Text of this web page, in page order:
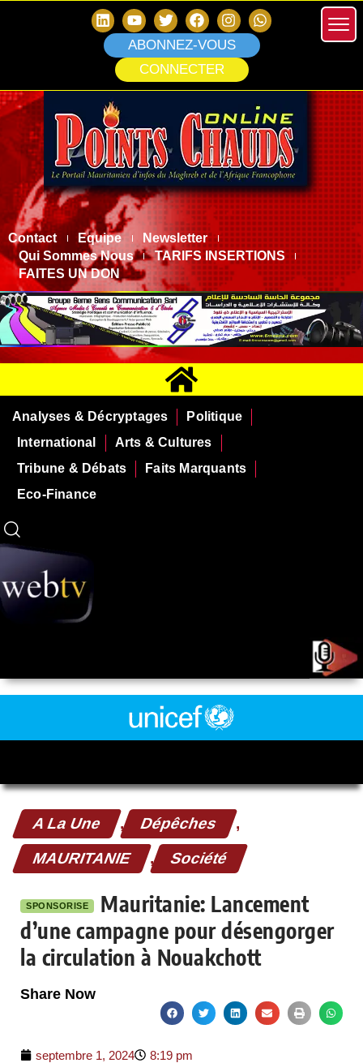
ABONNEZ-VOUS
CONNECTER
Contact Equipe
Newsletter
Qui Sommes Nous
TARIFS INSERTIONS
FAITES UN DON
Analyses & Décryptages
Politique
International
Arts & Cultures
Tribune & Débats
Faits Marquants
Eco-Finance
A La Une , Dépêches ,
MAURITANIE , Société
SPONSORISE
Mauritanie: Lancement
d’une campagne pour désengorger
la circulation à Nouakchott
Share Now
septembre 1, 2024 8:19 pm